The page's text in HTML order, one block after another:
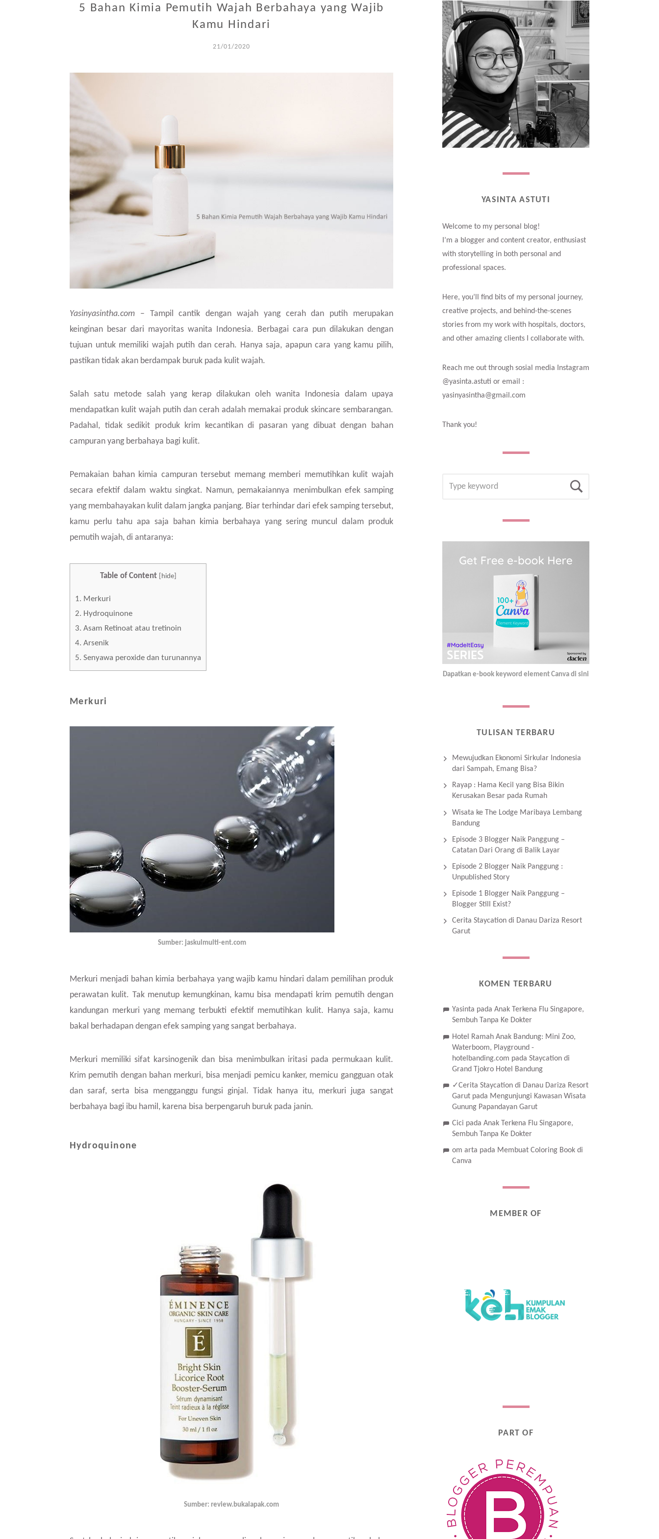
5 Bahan Kimia Pemutih Wajah Berbahaya yang Wajib
Kamu Hindari
21/01/2020
Yasinyasintha.com – Tampil cantik dengan wajah yang cerah dan putih merupakan
keinginan besar dari mayoritas wanita Indonesia. Berbagai cara pun dilakukan dengan
tujuan untuk memiliki wajah putih dan cerah. Hanya saja, apapun cara yang kamu pilih,
pastikan tidak akan berdampak buruk pada kulit wajah.
Salah satu metode salah yang kerap dilakukan oleh wanita Indonesia dalam upaya
mendapatkan kulit wajah putih dan cerah adalah memakai produk skincare sembarangan.
Padahal, tidak sedikit produk krim kecantikan di pasaran yang dibuat dengan bahan
campuran yang berbahaya bagi kulit.
Pemakaian bahan kimia campuran tersebut memang memberi memutihkan kulit wajah
secara efektif dalam waktu singkat. Namun, pemakaiannya menimbulkan efek samping
yang membahayakan kulit dalam jangka panjang. Biar terhindar dari efek samping tersebut,
kamu perlu tahu apa saja bahan kimia berbahaya yang sering muncul dalam produk
pemutih wajah, di antaranya:
Table of Content hide]
1. Merkuri
2. Hydroquinone
3. Asam Retinoat atau tretinoin
4. Arsenik
5. Senyawa peroxide dan turunannya
Merkuri
Sumber: jaskulmulti-ent.com
Merkuri menjadi bahan kimia berbahaya yang wajib kamu hindari dalam pemilihan produk
perawatan kulit. Tak menutup kemungkinan, kamu bisa mendapati krim pemutih dengan
kandungan merkuri yang memang terbukti efektif memutihkan kulit. Hanya saja, kamu
bakal berhadapan dengan efek samping yang sangat berbahaya.
Merkuri memiliki sifat karsinogenik dan bisa menimbulkan iritasi pada permukaan kulit.
Krim pemutih dengan bahan merkuri, bisa menjadi pemicu kanker, memicu gangguan otak
dan saraf, serta bisa mengganggu fungsi ginjal. Tidak hanya itu, merkuri juga sangat
berbahaya bagi ibu hamil, karena bisa berpengaruh buruk pada janin.
Hydroquinone
Sumber: review.bukalapak.com
YASINTA ASTUTI
Welcome to my personal blog!
I’m a blogger and content creator, enthusiast
with storytelling in both personal and
professional spaces.
Here, you’ll find bits of my personal journey,
creative projects, and behind-the-scenes
stories from my work with hospitals, doctors,
and other amazing clients I collaborate with.
Reach me out through sosial media Instagram
@yasinta.astuti or email :
yasinyasintha@gmail.com
Thank you!
Dapatkan e-book keyword element Canva di sini
TULISAN TERBARU
Mewujudkan Ekonomi Sirkular Indonesia
dari Sampah, Emang Bisa?
Rayap : Hama Kecil yang Bisa Bikin
Kerusakan Besar pada Rumah
Wisata ke The Lodge Maribaya Lembang
Bandung
Episode 3 Blogger Naik Panggung –
Catatan Dari Orang di Balik Layar
Episode 2 Blogger Naik Panggung :
Unpublished Story
Episode 1 Blogger Naik Panggung –
Blogger Still Exist?
Cerita Staycation di Danau Dariza Resort
Garut
KOMEN TERBARU
Yasinta pada Anak Terkena Flu Singapore,
Sembuh Tanpa Ke Dokter
Hotel Ramah Anak Bandung: Mini Zoo,
Waterboom, Playground -
hotelbanding.com pada Staycation di
Grand Tjokro Hotel Bandung
✓Cerita Staycation di Danau Dariza Resort
Garut pada Mengunjungi Kawasan Wisata
Gunung Papandayan Garut
Cici pada Anak Terkena Flu Singapore,
Sembuh Tanpa Ke Dokter
om arta pada Membuat Coloring Book di
Canva
MEMBER OF
PART OF